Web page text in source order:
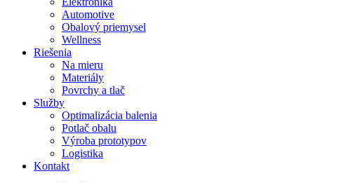
Automotive
Obalový priemysel
Wellness
Riešenia
Na mieru
Materiály
Povrchy a tlač
Služby
Optimalizácia balenia
Potlač obalu
Výroba prototypov
Logistika
Kontakt